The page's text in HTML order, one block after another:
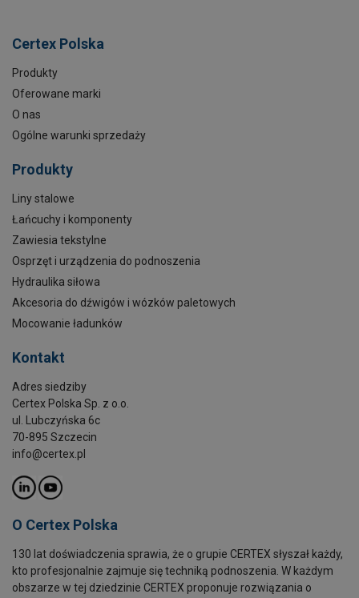
Certex Polska
Produkty
Oferowane marki
O nas
Ogólne warunki sprzedaży
Produkty
Liny stalowe
Łańcuchy i komponenty
Zawiesia tekstylne
Osprzęt i urządzenia do podnoszenia
Hydraulika siłowa
Akcesoria do dźwigów i wózków paletowych
Mocowanie ładunków
Kontakt
Adres siedziby
Certex Polska Sp. z o.o.
ul. Lubczyńska 6c
70-895 Szczecin
info@certex.pl
O Certex Polska
130 lat doświadczenia sprawia, że o grupie CERTEX słyszał każdy,
kto profesjonalnie zajmuje się techniką podnoszenia. W każdym
obszarze w tej dziedzinie CERTEX proponuje rozwiązania o